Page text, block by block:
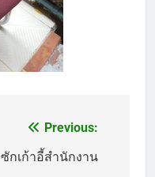
Previous:
ซักเก้าอี้สำนักงาน